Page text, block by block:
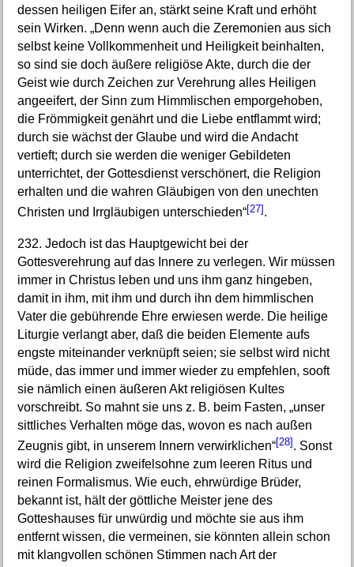
dessen heiligen Eifer an, stärkt seine Kraft und erhöht
sein Wirken. „Denn wenn auch die Zeremonien aus sich
selbst keine Vollkommenheit und Heiligkeit beinhalten,
so sind sie doch äußere religiöse Akte, durch die der
Geist wie durch Zeichen zur Verehrung alles Heiligen
angeeifert, der Sinn zum Himmlischen emporgehoben,
die Frömmigkeit genährt und die Liebe entflammt wird;
durch sie wächst der Glaube und wird die Andacht
vertieft; durch sie werden die weniger Gebildeten
unterrichtet, der Gottesdienst verschönert, die Religion
erhalten und die wahren Gläubigen von den unechten
Christen und Irrgläubigen unterschieden“[27].
232. Jedoch ist das Hauptgewicht bei der
Gottesverehrung auf das Innere zu verlegen. Wir müssen
immer in Christus leben und uns ihm ganz hingeben,
damit in ihm, mit ihm und durch ihn dem himmlischen
Vater die gebührende Ehre erwiesen werde. Die heilige
Liturgie verlangt aber, daß die beiden Elemente aufs
engste miteinander verknüpft seien; sie selbst wird nicht
müde, das immer und immer wieder zu empfehlen, sooft
sie nämlich einen äußeren Akt religiösen Kultes
vorschreibt. So mahnt sie uns z. B. beim Fasten, „unser
sittliches Verhalten möge das, wovon es nach außen
Zeugnis gibt, in unserem Innern verwirklichen“[28]. Sonst
wird die Religion zweifelsohne zum leeren Ritus und
reinen Formalismus. Wie euch, ehrwürdige Brüder,
bekannt ist, hält der göttliche Meister jene des
Gotteshauses für unwürdig und möchte sie aus ihm
entfernt wissen, die vermeinen, sie könnten allein schon
mit klangvollen schönen Stimmen nach Art der